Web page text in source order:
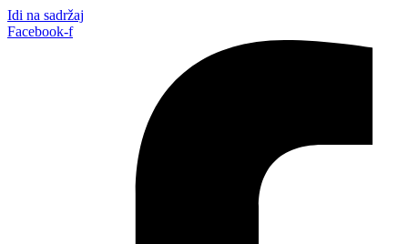
Idi na sadržaj
Facebook-f